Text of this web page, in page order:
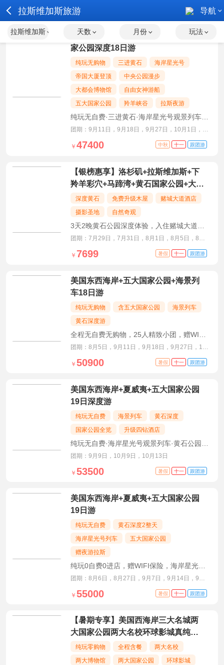
拉斯维加斯旅游 导航
【海岸星光号】美国东西海岸+五大国
家公园深度18日游
纯玩无购物 三进黄石
海岸星光号
帝国大厦登顶
中央公园漫步
大都会博物馆
自由女神游船
五大国家公园
羚羊峡谷 拉斯夜游
纯玩无自费·三进黄石·海岸星光号观景列车·
登顶帝国大厦
团期：9月11日，9月18日，9月27日，10月1日，
10月7日，10月9日
中秋 十一 跟团游
￥ 47400
【银榜惠享】洛杉矶+拉斯维加斯+下
羚羊彩穴+马蹄湾+黄石国家公园+大提
顿国家公园+盐湖城8日深度游
深度黄石 免费升级木屋
赌城大道酒店
摄影圣地
自然奇观
3天2晚黄石公园深度体验，入住赌城大道云
霄酒店，赏日出日落
团期：7月29日，7月31日，8月1日，8月5日，8月7
日，8月8日
暑假 十一 跟团游
￥ 7699
美国东西海岸+五大国家公园+海景列
车18日游
纯玩无购物 含五大国家公园
海景列车
黄石深度游
全程无自费无购物，25人精致小团，赠WIFI
及意外险
团期：8月5日，9月11日，9月18日，9月27日，10
月1日，10月7日
暑假 十一 跟团游
￥ 50900
美国东西海岸+夏威夷+五大国家公园
19日深度游
纯玩无自费 海景列车
黄石深度
国家公园全览
升级四钻酒店
纯玩无自费·海岸星光号观景列车·黄石公园两
天深度·升级拉斯维加斯四钻酒店
团期：9月9日，10月9日，10月13日
暑假 十一 跟团游
￥ 53500
美国东西海岸+夏威夷+五大国家公园
19日游
纯玩无自费
黄石深度2整天
海岸星光号列车
五大国家公园
赠夜游拉斯
纯玩0自费0进店，赠WIFI保险，海岸星光号
观景列车，黄石2整天深度游览
团期：8月6日，8月27日，9月7日，9月14日，9月
18日，9月28日
暑假 十一 跟团游
￥ 55000
【暑期专享】美国西海岸三大名城两
大国家公园两大名校环球影城真纯玩
10日游
纯玩零购物 全程含餐
两大名校
两大博物馆
两大国家公园 环球影城
拉斯维加斯 天数 月份 玩法